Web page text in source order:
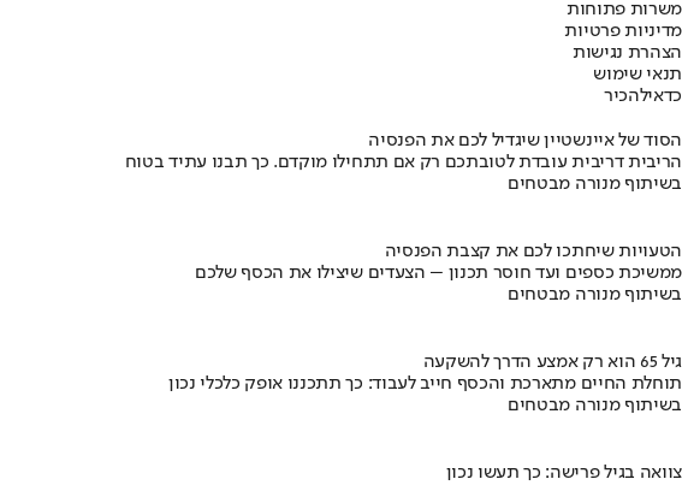
משרות פתוחות
מדיניות פרטיות
הצהרת נגישות
תנאי שימוש
כדאילהכיר
הסוד של איינשטיין שיגדיל לכם את הפנסיה
הריבית דריבית עובדת לטובתכם רק אם תתחילו מוקדם. כך תבנו עתיד בטוח
בשיתוף מנורה מבטחים
הטעויות שיחתכו לכם את קצבת הפנסיה
ממשיכת כספים ועד חוסר תכנון – הצעדים שיצילו את הכסף שלכם
בשיתוף מנורה מבטחים
גיל 65 הוא רק אמצע הדרך להשקעה
תוחלת החיים מתארכת והכסף חייב לעבוד: כך תתכננו אופק כלכלי נכון
בשיתוף מנורה מבטחים
צוואה בגיל פרישה: כך תעשו נכון